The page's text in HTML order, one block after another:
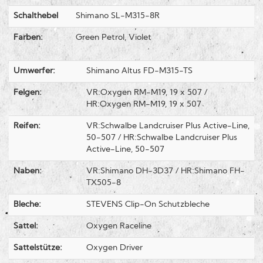
Schalthebel Shimano SL-M315-8R
Farben: Green Petrol, Violet
Umwerfer: Shimano Altus FD-M315-TS
Felgen:
VR:Oxygen RM-M19, 19 x 507 /
HR:Oxygen RM-M19, 19 x 507
Reifen:
VR:Schwalbe Landcruiser Plus Active-Line,
50-507 / HR:Schwalbe Landcruiser Plus
Active-Line, 50-507
Naben:
VR:Shimano DH-3D37 / HR:Shimano FH-
TX505-8
Bleche: STEVENS Clip-On Schutzbleche
Sattel: Oxygen Raceline
Sattelstütze: Oxygen Driver